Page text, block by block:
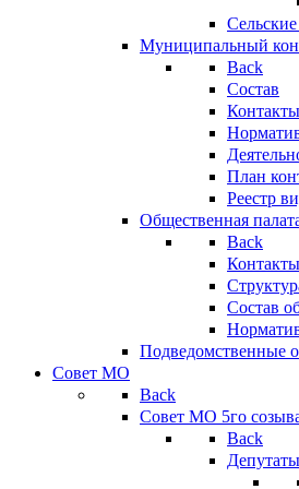
Муниципальный
Back
Состав
Контакты
План
Реестр
Общественная
Back
Контакты
Состав
Подведомственные
Совет МО
Back
Совет МО 5го
Back
Депутаты